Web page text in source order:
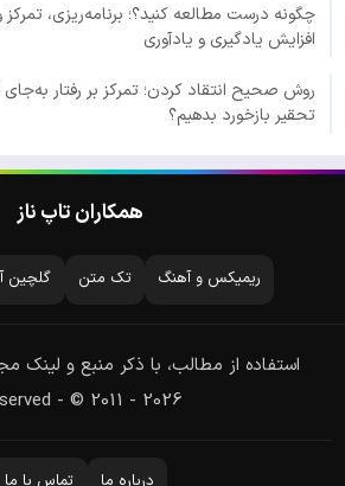
چگونه درست مطالعه کنید؟؛ برنامه‌ریزی،
افزایش یادگیری و یادآوری
روش صحیح انتقاد کردن؛ تمرکز بر رفتار
تحقیر بازخورد بدهیم؟
همکاران تاپ ناز
ریمیکس و آهنگ تک متن گلچین
- © 2011 - 2026
درباره ما تماس با ما